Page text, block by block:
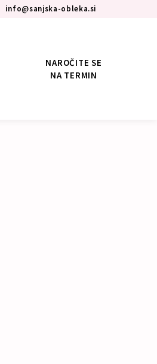
info@sanjska-obleka.si
NAROČITE SE
NA TERMIN